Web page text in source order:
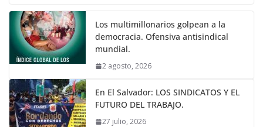
Los multimillonarios golpean a la
democracia. Ofensiva antisindical
mundial.
2 agosto, 2026
En El Salvador: LOS SINDICATOS Y EL
FUTURO DEL TRABAJO.
27 julio, 2026